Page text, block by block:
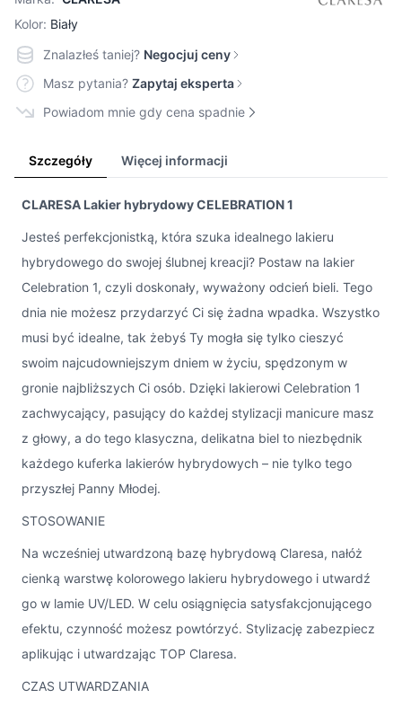
Kolor: Biały
Znalazłeś taniej? Negocjuj ceny
Masz pytania? Zapytaj eksperta
Powiadom mnie gdy cena spadnie
Szczegóły Więcej informacji
CLARESA Lakier hybrydowy CELEBRATION 1
Jesteś perfekcjonistką, która szuka idealnego lakieru
hybrydowego do swojej ślubnej kreacji? Postaw na lakier
Celebration 1, czyli doskonały, wyważony odcień bieli. Tego
dnia nie możesz przydarzyć Ci się żadna wpadka. Wszystko
musi być idealne, tak żebyś Ty mogła się tylko cieszyć
swoim najcudowniejszym dniem w życiu, spędzonym w
gronie najbliższych Ci osób. Dzięki lakierowi Celebration 1
zachwycający, pasujący do każdej stylizacji manicure masz
z głowy, a do tego klasyczna, delikatna biel to niezbędnik
każdego kuferka lakierów hybrydowych – nie tylko tego
przyszłej Panny Młodej.
STOSOWANIE
Na wcześniej utwardzoną bazę hybrydową Claresa, nałóż
cienką warstwę kolorowego lakieru hybrydowego i utwardź
go w lamie UV/LED. W celu osiągnięcia satysfakcjonującego
efektu, czynność możesz powtórzyć. Stylizację zabezpiecz
aplikując i utwardzając TOP Claresa.
CZAS UTWARDZANIA